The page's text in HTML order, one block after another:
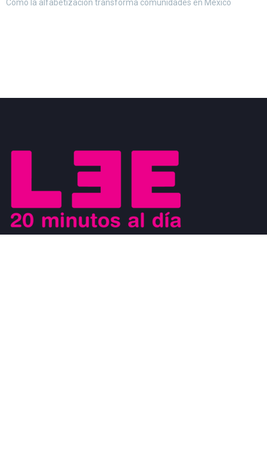
Cómo la alfabetización transforma comunidades en México